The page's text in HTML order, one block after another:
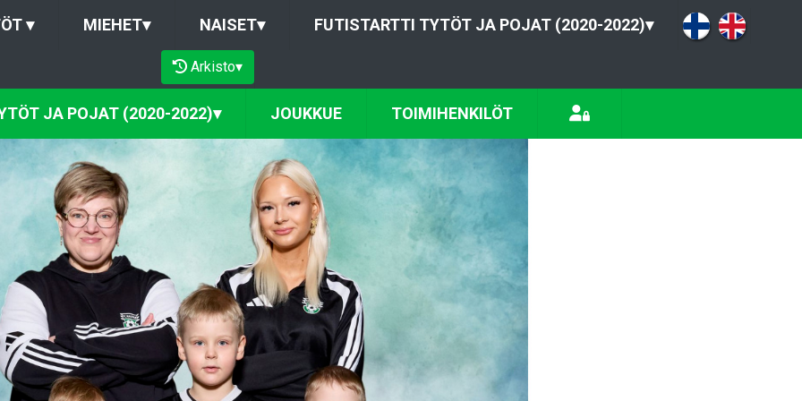
▾ MIEHET▾ NAISET▾ FUTISTARTTI TYTÖT JA POJAT (2020-2022)▾
Arkisto▾
JA POJAT (2020-2022)▾ JOUKKUE TOIMIHENKILÖT